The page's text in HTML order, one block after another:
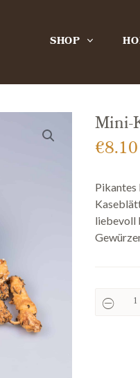
SHOP
Mini-
€8.10
Pikantes
liebevoll
Mini-
Käsegebäck